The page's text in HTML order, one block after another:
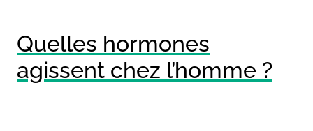
Quelles hormones
agissent chez l’homme ?